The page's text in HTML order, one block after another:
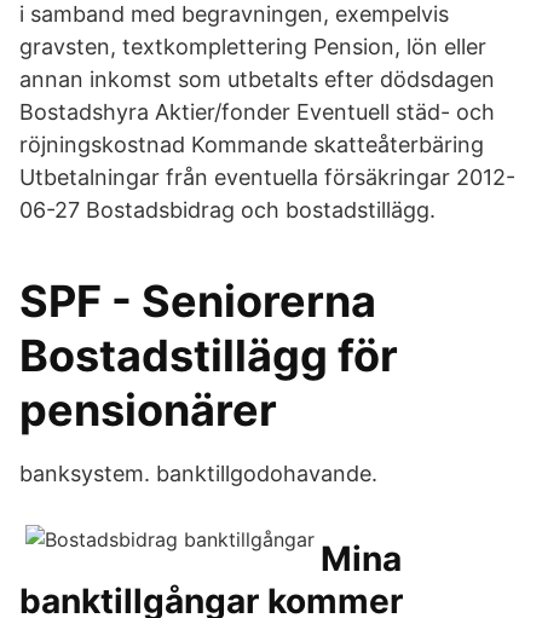
i samband med begravningen, exempelvis
gravsten, textkomplettering Pension, lön eller
annan inkomst som utbetalts efter dödsdagen
Bostadshyra Aktier/fonder Eventuell städ- och
röjningskostnad Kommande skatteåterbäring
Utbetalningar från eventuella försäkringar 2012-
06-27 Bostadsbidrag och bostadstillägg.
SPF - Seniorerna
Bostadstillägg för
pensionärer
banksystem. banktillgodohavande.
Mina
banktillgångar kommer